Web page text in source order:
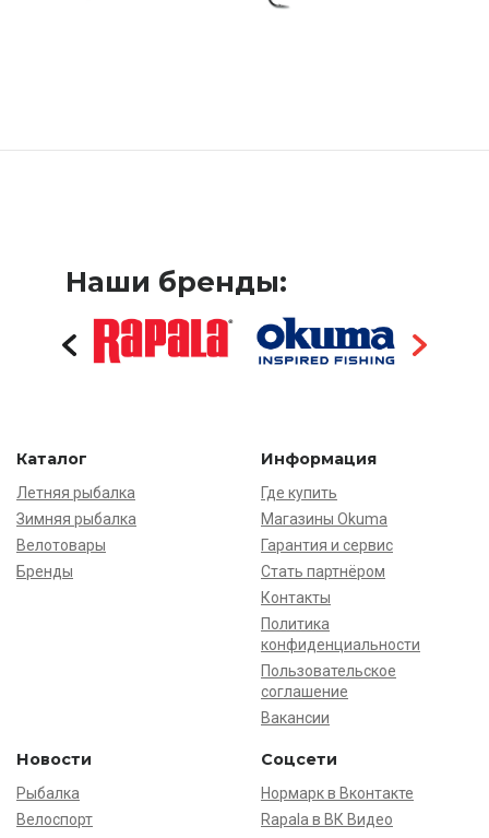
Наши бренды:
Каталог
Летняя рыбалка
Зимняя рыбалка
Велотовары
Бренды
Информация
Где купить
Магазины Okuma
Гарантия и сервис
Стать партнёром
Контакты
Политика
конфиденциальности
Пользовательское
соглашение
Вакансии
Новости
Рыбалка
Велоспорт
Соцсети
Нормарк в Вконтакте
Rapala в ВК Видео